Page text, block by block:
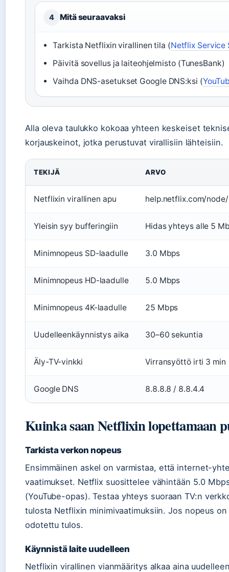
4 Mitä seuraavaksi
Tarkista Netflixin virallinen tila (Netflix Service
Päivitä sovellus ja laiteohjelmisto (TunesBank)
Vaihda DNS-asetukset Google DNS:ksi (
Alla oleva taulukko kokoaa yhteen keskeiset
korjauskeinot, jotka perustuvat virallisiin lähteisiin.
TEKIJÄ ARVO
Netflixin virallinen apu help.netflix.com/
Yleisin syy bufferingiin Hidas yhteys alle 5
Minimnopeus SD-laadulle 3.0 Mbps
Minimnopeus HD-laadulle 5.0 Mbps
Minimnopeus 4K-laadulle 25 Mbps
Uudelleenkäynnistys aika 30–60 sekuntia
Äly-TV-vinkki Virransyöttö irti 3 min
Google DNS 8.8.8.8 / 8.8.4.4
Kuinka saan Netflixin lopettamaan
Tarkista verkon nopeus
Ensimmäinen askel on varmistaa, että internet-
vaatimukset. Netflix suosittelee vähintään 5.0
(YouTube-opas). Testaa yhteys suoraan TV:n
tulosta Netflixin minimivaatimuksiin. Jos nopeus
odotettu tulos.
Käynnistä laite uudelleen
Netflixin virallinen vianmääritys alkaa aina